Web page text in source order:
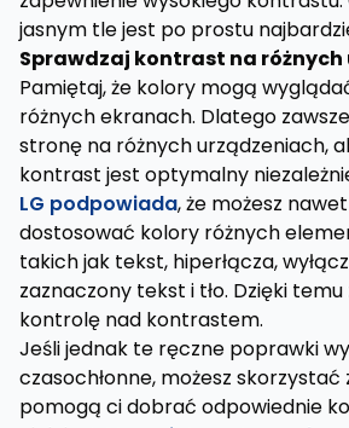
jasnym tle jest po prostu
Sprawdzaj kontrast na
Pamiętaj, że kolory mogą
różnych ekranach. Dlatego
stronę na różnych urządzeniach,
kontrast jest optymalny
LG podpowiada, że możesz
dostosować kolory różnych
takich jak tekst, hiperłącza,
zaznaczony tekst i tło. Dzięki temu
kontrolę nad kontrastem.
Jeśli jednak te ręczne poprawki
czasochłonne, możesz
pomogą ci dobrać odpowiednie